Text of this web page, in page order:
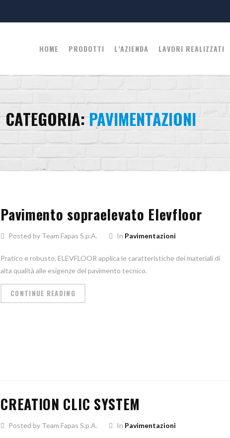
HOME PRODOTTI L’AZIENDA LAVORI REALIZZATI
CATEGORIA:PAVIMENTAZIONI
Pavimento sopraelevato Elevfloor
Posted by Team Fapas S.p.A. In Pavimentazioni
Pratico e robusto, ELEVFLOOR applica le caratteristiche dei materiali di
alta qualità alle esigenze del pavimento tecnico.
CONTINUE READING
CREATION CLIC SYSTEM
Posted by Team Fapas S.p.A. In Pavimentazioni